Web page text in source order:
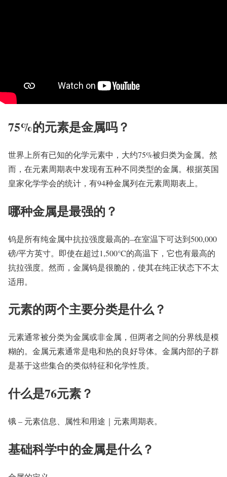
75%的元素是金属吗？
世界上所有已知的化学元素中，大约75%被归类为金属。然
而，在元素周期表中发现有五种不同类型的金属。根据英国
皇家化学学会的统计，有94种金属列在元素周期表上。
哪种金属是最强的？
钨是所有纯金属中抗拉强度最高的–在室温下可达到500,000
磅/平方英寸。即使在超过1,500°C的高温下，它也有最高的
抗拉强度。然而，金属钨是很脆的，使其在纯正状态下不太
适用。
元素的两个主要分类是什么？
元素通常被分类为金属或非金属，但两者之间的分界线是模
糊的。金属元素通常是电和热的良好导体。金属内部的子群
是基于这些集合的类似特征和化学性质。
什么是76元素？
锇 – 元素信息、属性和用途｜元素周期表。
基础科学中的金属是什么？